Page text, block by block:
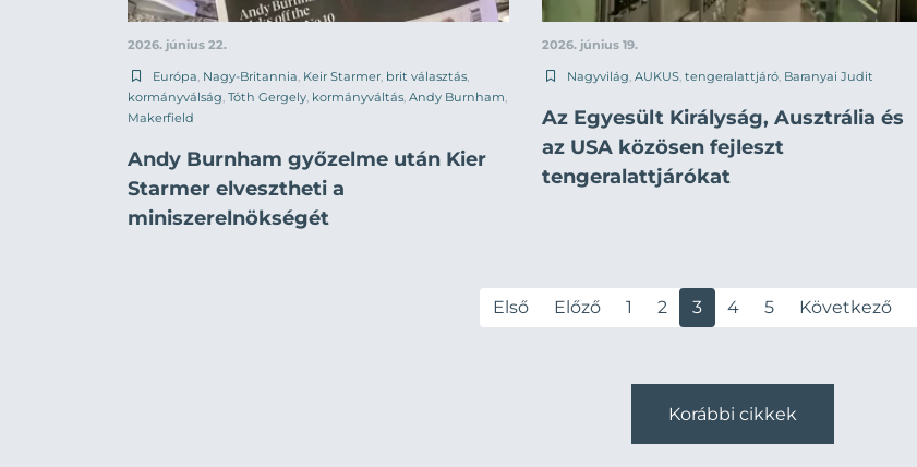
2026. június 22.
Európa Nagy-Britannia Keir Starmer brit választás
kormányválság Tóth Gergely kormányváltás Andy Burnham
Makerfield
Andy Burnham győzelme után Kier
Starmer elvesztheti a
miniszerelnökségét
2026. június 19.
Nagyvilág AUKUS tengeralattjáró Baranyai Judit
Az Egyesült Királyság, Ausztrália és
az USA közösen fejleszt
tengeralattjárókat
Első Előző 1 2 3 4 5 Következő
Korábbi cikkek